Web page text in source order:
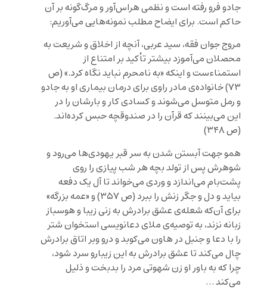
جادو فرو رفته است و نظمی هراس‌آور و مرگ‌گونه بر آن
حاکم است. برای ایضاح مطلب نمونه‌هایی می‌آوریم:
مروج جوان فقه، سید عربی، آنچه از اخلاق و شریعت به
محصلان می‌آموزد بیشتر تأکید بر امتناع از
استمناءست و اینکه «به نامحرم نباید نگاه کرد.» (ص
۷۳) خانواده‌ی مادر راوی برای درمان بیماری او به جادو
و رمل متوسل می‌شوند و کسادی کار و بارشان را در
این می‌بینند که قرآن را در صندوقچه حبس کرده‌اند.
(ص ۳۴۸)
همو جهت آبستن شدن به سر قبر یهودی‌ها می‌رود و
شوهرش پس از تولد بچه هر شب پیازی را روی
پشت‌بام می‌اندازد و وردی می‌خواند تا آل یک دفعه
بیاید و دل و جگر زنش را ببرد (ص ۳۵۷) و «عمه بزرگه»
برای آن‌که شعله‌ی عشق برادرش به زنی زیبا و هوسباز
زبانه نزند، به توصیه‌ی ملای دعانویسی استخوان شتر
را با دعا و جنبل در هاون می‌کوبد و درو وبر اتاق برادرش
چال می‌کند تا عشق برادرش به این زیبارو سرد شود،
چرا که به باور او زن شهوتی مرد را بدبخت و ذلیل
می‌کند …